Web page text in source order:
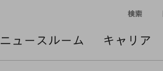
ニュースルーム キャリア
検索